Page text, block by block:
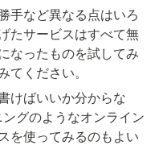
手など異なる点はいろ
たサービスはすべて無
なったものを試してみ
ください。
けばいいか分からな
グのようなオンライン
を使ってみるのもよい